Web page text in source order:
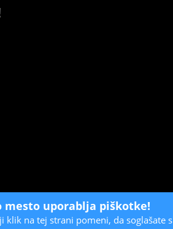
mesto uporablja piškotke!
klik na tej strani pomeni, da soglašate s